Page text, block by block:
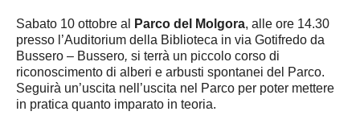
Sabato 10 ottobre al Parco del Molgora, alle ore 14.30
presso l’Auditorium della Biblioteca in via Gotifredo da
Bussero – Bussero, si terrà un piccolo corso di
riconoscimento di alberi e arbusti spontanei del Parco.
Seguirà un’uscita nell’uscita nel Parco per poter mettere
in pratica quanto imparato in teoria.